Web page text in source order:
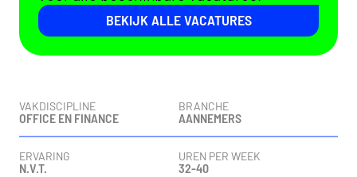
BEKIJK ALLE VACATURES
Vacaturedetails
VAKDISCIPLINE
OFFICE EN FINANCE
BRANCHE
AANNEMERS
ERVARING
N.V.T.
UREN PER WEEK
32-40